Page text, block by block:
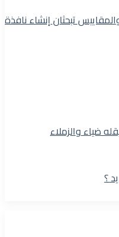
تبحثان إنشاء نافذة
ضياء والزملاء
؟